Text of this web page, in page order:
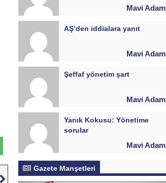
Mavi Adam
AŞ’den iddialara yanıt
Mavi Adam
Şeffaf yönetim şart
Mavi Adam
Yanık Kokusu: Yönetime
sorular
Mavi Adam
Gazete Manşetleri